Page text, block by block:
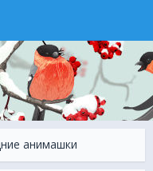
анимашки